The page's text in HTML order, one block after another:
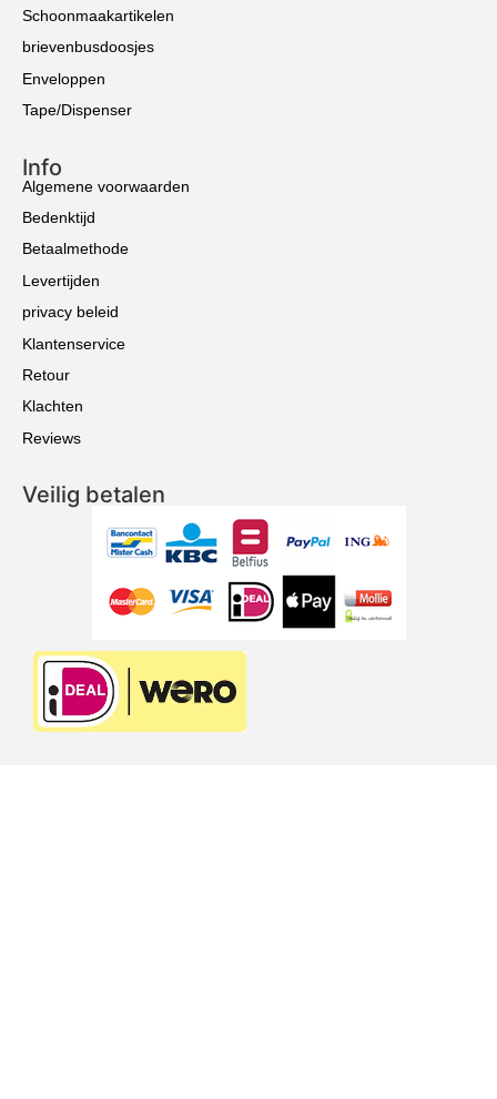
Schoonmaakartikelen
brievenbusdoosjes
Enveloppen
Tape/Dispenser
Algemene voorwaarden
Bedenktijd
Betaalmethode
Levertijden
privacy beleid
Klantenservice
Retour
Klachten
Reviews
Info
Veilig betalen